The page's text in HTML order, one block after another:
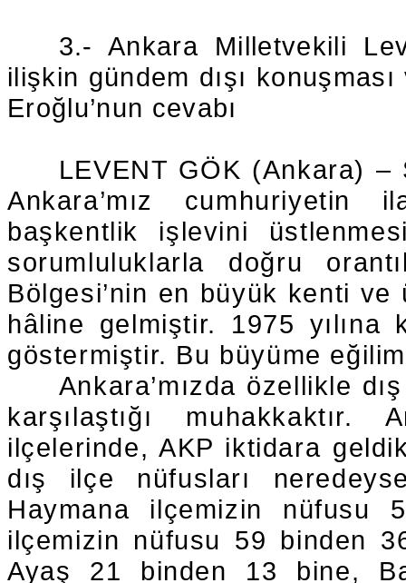
3.- Ankara Milletvekili
ilişkin gündem dışı
Eroğlu’nun cevabı
LEVENT GÖK (Ankara)
Ankara’mız
başkentlik işlevini
sorumluluklarla doğru
Bölgesi’nin en büyük kenti
hâline gelmiştir. 1975
göstermiştir. Bu büyüme
Ankara’mızda özellikle
karşılaştığı muhakkaktır.
ilçelerinde, AKP iktidara
dış ilçe nüfusları
Haymana ilçemizin nüfusu
ilçemizin nüfusu 59 binden
Ayaş 21 binden 13 bine,